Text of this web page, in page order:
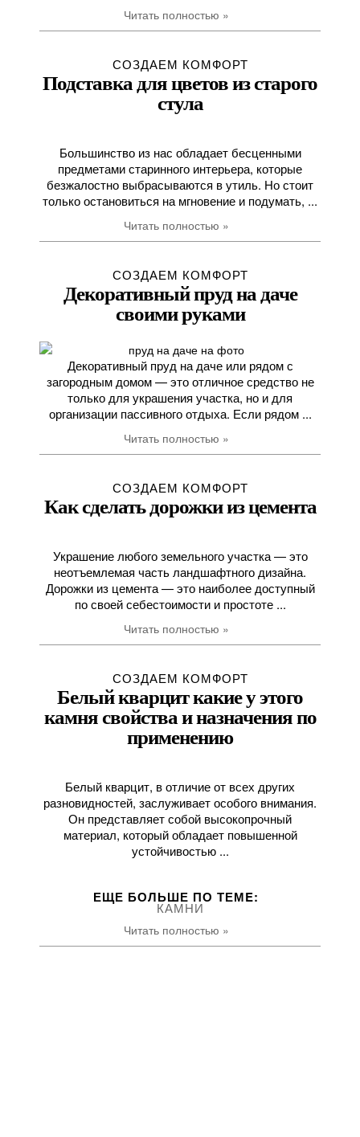
Читать полностью »
СОЗДАЕМ КОМФОРТ
Подставка для цветов из старого
стула
Большинство из нас обладает бесценными
предметами старинного интерьера, которые
безжалостно выбрасываются в утиль. Но стоит
только остановиться на мгновение и подумать, ...
Читать полностью »
СОЗДАЕМ КОМФОРТ
Декоративный пруд на даче
своими руками
Декоративный пруд на даче или рядом с
загородным домом — это отличное средство не
только для украшения участка, но и для
организации пассивного отдыха. Если рядом ...
Читать полностью »
СОЗДАЕМ КОМФОРТ
Как сделать дорожки из цемента
Украшение любого земельного участка — это
неотъемлемая часть ландшафтного дизайна.
Дорожки из цемента — это наиболее доступный
по своей себестоимости и простоте ...
Читать полностью »
СОЗДАЕМ КОМФОРТ
Белый кварцит какие у этого
камня свойства и назначения по
применению
Белый кварцит, в отличие от всех других
разновидностей, заслуживает особого внимания.
Он представляет собой высокопрочный
материал, который обладает повышенной
устойчивостью ...
ЕЩЕ БОЛЬШЕ ПО ТЕМE:
КАМНИ
Читать полностью »